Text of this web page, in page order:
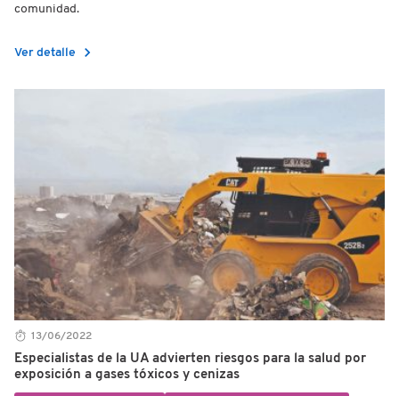
comunidad.
Ver detalle chevron_right
13/06/2022
Especialistas de la UA advierten riesgos para la salud por
exposición a gases tóxicos y cenizas